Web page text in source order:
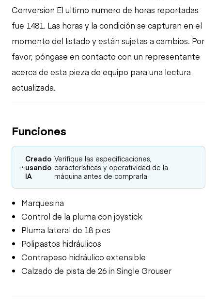
Conversion El ultimo numero de horas reportadas
fue 1481. Las horas y la condición se capturan en el
momento del listado y están sujetas a cambios. Por
favor, póngase en contacto con un representante
acerca de esta pieza de equipo para una lectura
actualizada.
Funciones
Creado
usando
IA
Verifique las especificaciones,
características y operatividad de la
máquina antes de comprarla.
Marquesina
Control de la pluma con joystick
Pluma lateral de 18 pies
Polipastos hidráulicos
Contrapeso hidráulico extensible
Calzado de pista de 26 in Single Grouser